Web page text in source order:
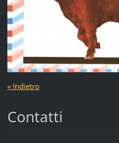
« Indietro
Contatti